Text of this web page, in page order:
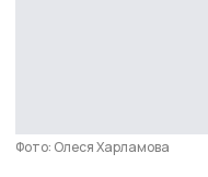
Фото: Олеся Харламова